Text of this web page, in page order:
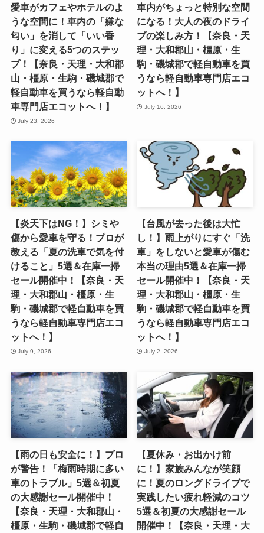
愛車がカフェやホテルのよ
うな空間に！車内の「嫌な
匂い」を消して「いい香
り」に変える5つのステッ
プ！【奈良・天理・大和郡
山・橿原・生駒・磯城郡で
軽自動車を買うなら軽自動
車専門店エコットへ！】
July 23, 2026
車内がちょっと特別な空間
になる！大人の夜のドライ
ブの楽しみ方！【奈良・天
理・大和郡山・橿原・生
駒・磯城郡で軽自動車を買
うなら軽自動車専門店エコ
ットへ！】
July 16, 2026
【炎天下はNG！】シミや
傷から愛車を守る！プロが
教える「夏の洗車で気を付
けること」5選＆在庫一掃
セール開催中！【奈良・天
理・大和郡山・橿原・生
駒・磯城郡で軽自動車を買
うなら軽自動車専門店エコ
ットへ！】
July 9, 2026
【台風が去った後は大忙
し！】雨上がりにすぐ「洗
車」をしないと愛車が傷む
本当の理由5選＆在庫一掃
セール開催中！【奈良・天
理・大和郡山・橿原・生
駒・磯城郡で軽自動車を買
うなら軽自動車専門店エコ
ットへ！】
July 2, 2026
【雨の日も安全に！】プロ
が警告！「梅雨時期に多い
車のトラブル」5選＆初夏
の大感謝セール開催中！
【奈良・天理・大和郡山・
橿原・生駒・磯城郡で軽自
【夏休み・お出かけ前
に！】家族みんなが笑顔
に！夏のロングドライブで
実践したい疲れ軽減のコツ
5選＆初夏の大感謝セール
開催中！【奈良・天理・大